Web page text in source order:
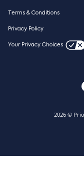
Pricing
Case studies
Nieuws
Terms & Conditions
Privacy Policy
Your Privacy Choices
2026 ©